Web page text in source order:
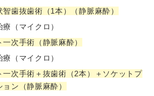
歯抜歯術（1本）（静脈麻酔）
（マイクロ）
次手術（静脈麻酔）
（マイクロ）
一次手術＋抜歯術（2本）＋ソケットプ
ン（静脈麻酔）